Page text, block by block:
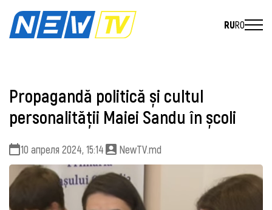
RURO
Propagandă politică și cultul
personalității Maiei Sandu în școli
10 апреля 2024, 15:14 NewTV.md